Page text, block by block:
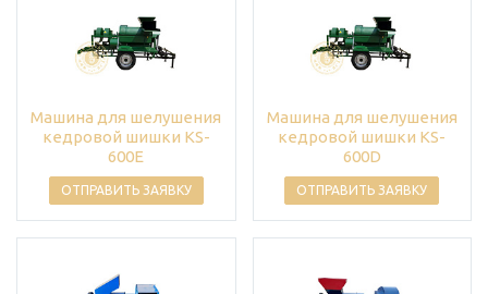
Машина для шелушения
кедровой шишки KS-
600E
ОТПРАВИТЬ ЗАЯВКУ
Машина для шелушения
кедровой шишки KS-
600D
ОТПРАВИТЬ ЗАЯВКУ